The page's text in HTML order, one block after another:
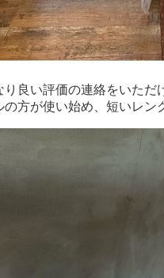
良い評価の連絡をいただ
方が使い始め、短いレ